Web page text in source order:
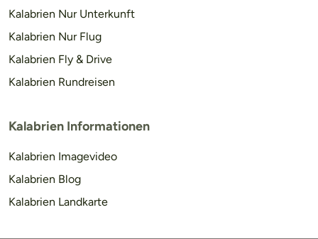
Kalabrien Nur Unterkunft
Kalabrien Nur Flug
Kalabrien Fly & Drive
Kalabrien Rundreisen
Kalabrien Informationen
Kalabrien Imagevideo
Kalabrien Blog
Kalabrien Landkarte